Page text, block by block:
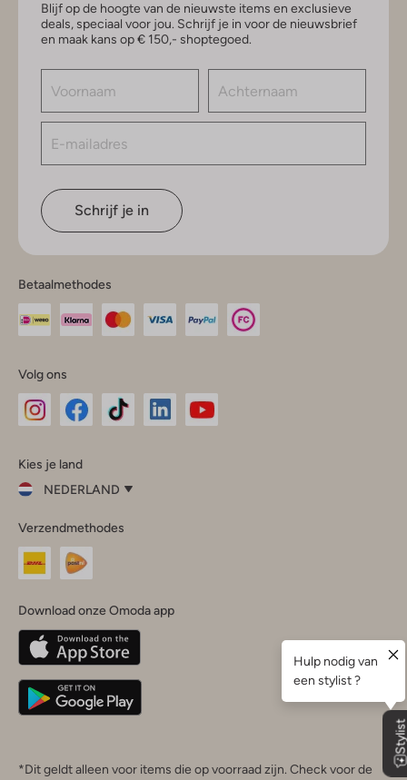
Blijf op de hoogte van de nieuwste items en exclusieve
deals, speciaal voor jou. Schrijf je in voor de nieuwsbrief
en maak kans op € 150,- shoptegoed.
Schrijf je in
Betaalmethodes
Volg ons
InstagramFacebook
Kies je land
NEDERLAND
je
land
Nederland
Belgique(Français)
Deutschland
Verzendmethodes
Download onze Omoda app
*Dit geldt alleen voor items die op voorraad zijn. Check voor de